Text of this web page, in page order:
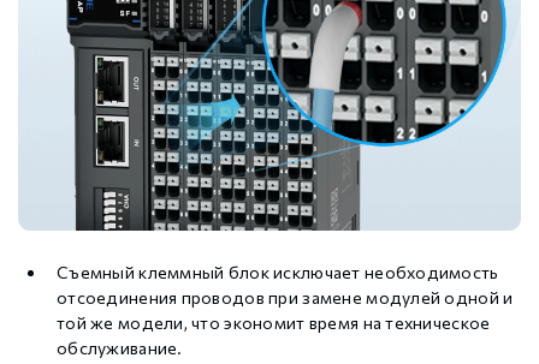
Съемный клеммный блок исключает необходимость
отсоединения проводов при замене модулей одной и
той же модели, что экономит время на техническое
обслуживание.